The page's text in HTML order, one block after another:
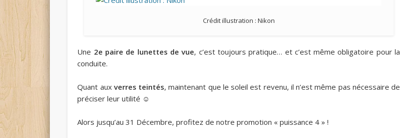
Crédit illustration : Nikon
Une 2e paire de lunettes de vue, c’est toujours pratique… et c’est même obligatoire pour la
conduite.
Quant aux verres teintés, maintenant que le soleil est revenu, il n’est même pas nécessaire de
préciser leur utilité ☺
Alors jusqu’au 31 Décembre, profitez de notre promotion « puissance 4 » !